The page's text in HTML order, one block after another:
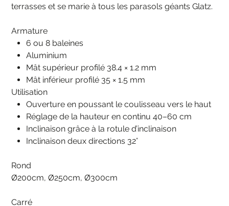
terrasses et se marie à tous les parasols géants Glatz.
Armature
6 ou 8 baleines
Aluminium
Mât supérieur profilé 38.4 × 1.2 mm
Mât inférieur profilé 35 × 1.5 mm
Utilisation
Ouverture en poussant le coulisseau vers le haut
Réglage de la hauteur en continu 40–60 cm
Inclinaison grâce à la rotule d’inclinaison
Inclinaison deux directions 32°
Rond
Ø200cm, Ø250cm, Ø300cm
Carré